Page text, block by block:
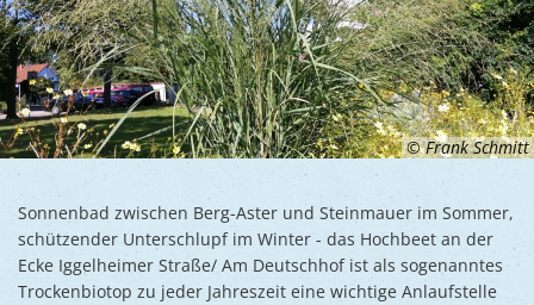
Ernst-
© Frank Schmitt
Sonnenbad zwischen Berg-Aster und Steinmauer im Sommer,
schützender Unterschlupf im Winter - das Hochbeet an der
Ecke Iggelheimer Straße/ Am Deutschhof ist als sogenanntes
Trockenbiotop zu jeder Jahreszeit eine wichtige Anlaufstelle